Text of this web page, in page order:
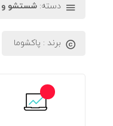
دسته: شستشو و
برند : پاکشوما